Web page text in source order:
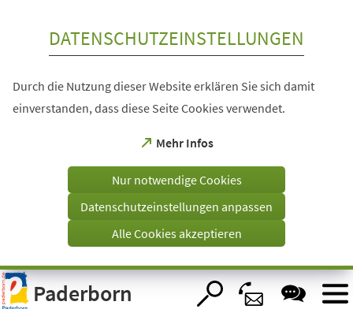
Visuelle
Assistenzsoftware
öffnen.
DATENSCHUTZEINSTELLUNGEN
Durch die Nutzung dieser Website erklären Sie sich damit
einverstanden, dass diese Seite Cookies verwendet.
Mehr Infos
(Öffnet
einem
Tab)
Nur notwendige Cookies
Datenschutzeinstellungen anpassen
Alle Cookies akzeptieren
Paderborn